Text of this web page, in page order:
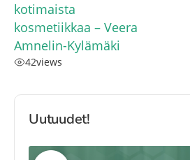
kotimaista
kosmetiikkaa – Veera
Amnelin-Kylämäki
42views
Uutuudet!